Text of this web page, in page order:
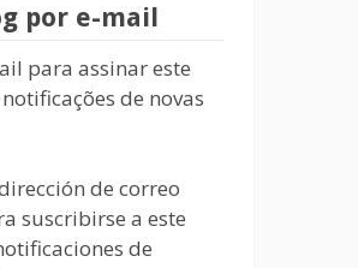
por e-mail
para assinar este
de novas
de correo
suscribirse a este
de